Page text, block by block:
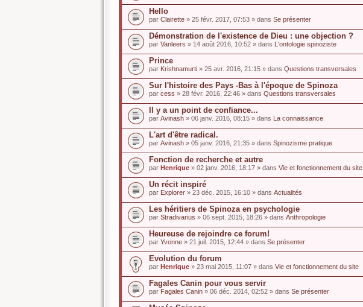
Hello
par Clairette » 25 févr. 2017, 07:53 » dans Se présenter
Démonstration de l'existence de Dieu : une objection ?
par Vanleers » 14 août 2016, 10:52 » dans L'ontologie spinoziste
Prince
par Krishnamurti » 25 avr. 2016, 21:15 » dans Questions transversales
Sur l'histoire des Pays -Bas à l'époque de Spinoza
par cess » 28 févr. 2016, 22:46 » dans Questions transversales
Il y a un point de confiance...
par Avinash » 06 janv. 2016, 08:15 » dans La connaissance
L'art d'être radical.
par Avinash » 05 janv. 2016, 21:35 » dans Spinozisme pratique
Fonction de recherche et autre
par Henrique » 02 janv. 2016, 18:17 » dans Vie et fonctionnement du site
Un récit inspiré
par Explorer » 23 déc. 2015, 16:10 » dans Actualités
Les héritiers de Spinoza en psychologie
par Stradivarius » 06 sept. 2015, 18:26 » dans Anthropologie
Heureuse de rejoindre ce forum!
par Yvonne » 21 juil. 2015, 12:44 » dans Se présenter
Evolution du forum
par Henrique » 23 mai 2015, 11:07 » dans Vie et fonctionnement du site
Fagales Canin pour vous servir
par Fagales Canin » 06 déc. 2014, 02:52 » dans Se présenter